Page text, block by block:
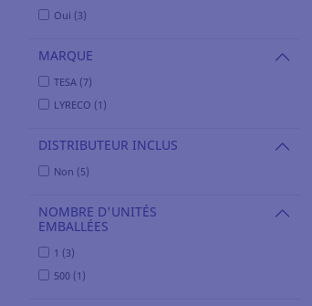
Oui (3)
MARQUE
TESA (7)
LYRECO (1)
DISTRIBUTEUR INCLUS
Non (5)
NOMBRE D'UNITÉS
EMBALLÉES
1 (3)
500 (1)